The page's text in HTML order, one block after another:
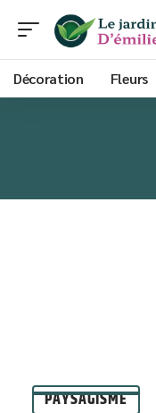
Décoration Fleurs
PAYSAGISME